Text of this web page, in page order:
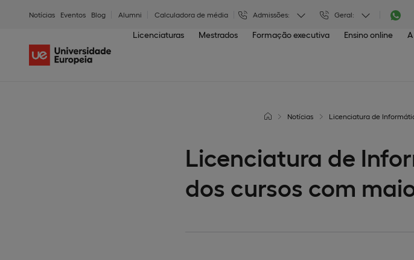
Notícias Eventos Blog Alumni Calculadora de média Admissões: Geral:
Licenciaturas Mestrados Formação executiva Ensino online
Notícias Licenciatura de
Licenciatura de
dos cursos com